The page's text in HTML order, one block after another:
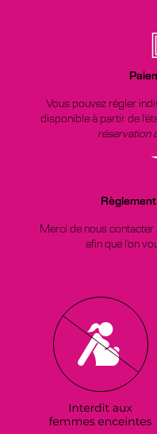
Vous pouvez régler
disponible à partir de
réservation
Merci de nous contacter
afin que l’on